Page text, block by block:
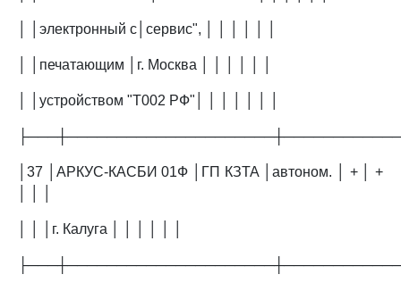
│ │электронный с│сервис", │ │ │ │ │ │
│ │печатающим │г. Москва │ │ │ │ │ │
│ │устройством "Т002 РФ"│ │ │ │ │ │ │
│37 │АРКУС-КАСБИ 01Ф │ГП КЗТА │автоном. │ + │ +
│ │ │г. Калуга │ │ │ │ │ │